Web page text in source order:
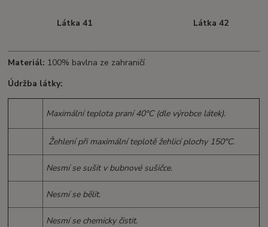
Látka 41 Látka 42
Materiál: 100% bavlna ze zahraničí
Údržba látky:
Maximální teplota praní 40°C (dle výrobce látek).
Žehlení při maximální teplotě žehlicí plochy 150°C.
Nesmí se sušit v bubnové sušičce.
Nesmí se bělit.
Nesmí se chemicky čistit.